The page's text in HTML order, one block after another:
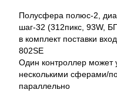
Полусфера полюс-2,
шаг-32 (312пикс, 93W,
в комплект поставки
802SE
Один контроллер может
несколькими сферами/
параллельно